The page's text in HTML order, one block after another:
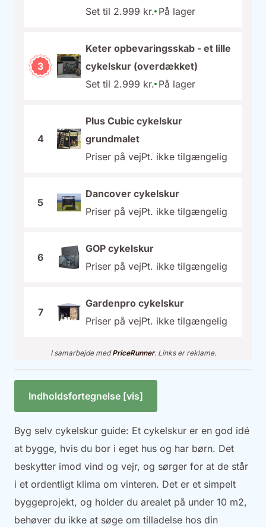
Set til 2.999 kr. På lager
3
Keter opbevaringsskab - et lille
cykelskur (overdækket)
Set til 2.999 kr. På lager
4
Plus Cubic cykelskur
grundmalet
Priser på vejPt. ikke tilgængelig
5
Dancover cykelskur
Priser på vejPt. ikke tilgængelig
6
GOP cykelskur
Priser på vejPt. ikke tilgængelig
7
Gardenpro cykelskur
Priser på vejPt. ikke tilgængelig
I samarbejde medPriceRunner. Links er reklame.
Indholdsfortegnelse [vis]
Byg selv cykelskur guide: Et cykelskur er en god idé
at bygge, hvis du bor i eget hus og har børn. Det
beskytter imod vind og vejr, og sørger for at de står
i et ordentligt klima om vinteren. Det er et simpelt
byggeprojekt, og holder du arealet på under 10 m2,
behøver du ikke at søge om tilladelse hos din